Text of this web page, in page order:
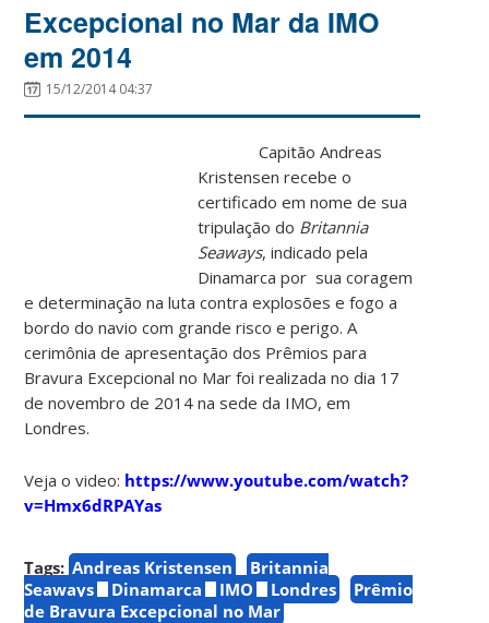
Excepcional no Mar da IMO
em 2014
15/12/2014 04:37
Capitão Andreas
Kristensen recebe o
certificado em nome de sua
tripulação do Britannia
Seaways, indicado pela
Dinamarca por sua coragem
e determinação na luta contra explosões e fogo a
bordo do navio com grande risco e perigo. A
cerimônia de apresentação dos Prêmios para
Bravura Excepcional no Mar foi realizada no dia 17
de novembro de 2014 na sede da IMO, em
Londres.
Veja o video: https://www.youtube.com/watch?
v=Hmx6dRPAYas
Tags: Andreas Kristensen
Britannia
Seaways
Dinamarca IMO Londres
Prêmio
de Bravura Excepcional no Mar